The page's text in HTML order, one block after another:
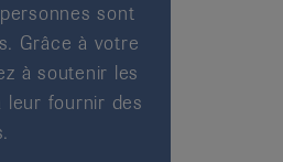
sont
Grâce à votre
à soutenir les
leur fournir des